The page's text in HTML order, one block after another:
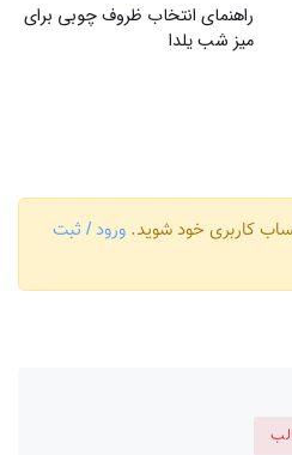
راهنمای انتخاب ظروف چوبی برای
میز شب یلدا
کاربری خود شوید. ورود / ثبت